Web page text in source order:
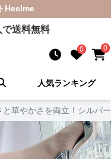
Heelme
送料無料
0 0
人気ランキング
と華やかさを両立！シルバ